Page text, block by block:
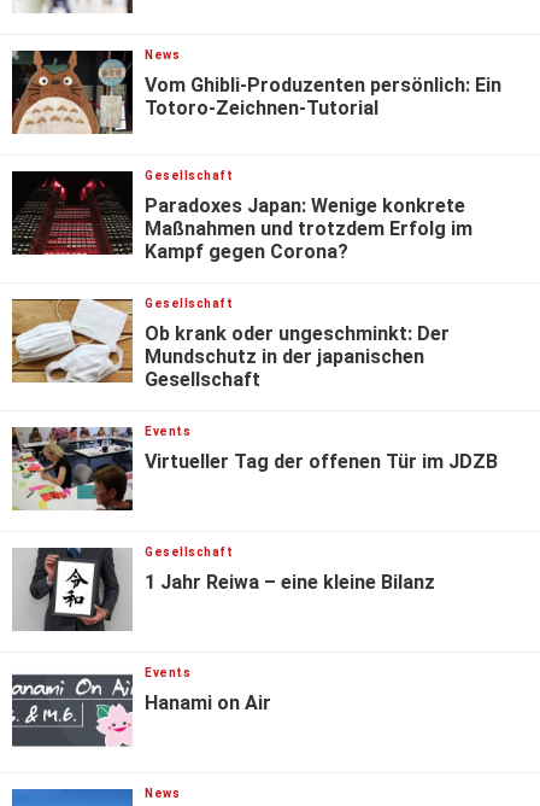
News
Vom Ghibli-Produzenten persönlich: Ein
Totoro-Zeichnen-Tutorial
Gesellschaft
Paradoxes Japan: Wenige konkrete
Maßnahmen und trotzdem Erfolg im
Kampf gegen Corona?
Gesellschaft
Ob krank oder ungeschminkt: Der
Mundschutz in der japanischen
Gesellschaft
Events
Virtueller Tag der offenen Tür im JDZB
Gesellschaft
1 Jahr Reiwa – eine kleine Bilanz
Events
Hanami on Air
News